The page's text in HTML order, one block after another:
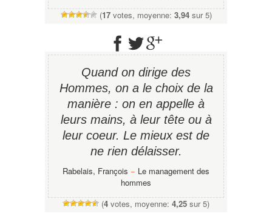
(17votes, moyenne: 3,94sur 5)
Quand on dirige des
Hommes, on a le choix de la
manière : on en appelle à
leurs mains, à leur tête ou à
leur coeur. Le mieux est de
ne rien délaisser.
Rabelais, François − Le management des
hommes
(4 votes, moyenne: 4,25 sur 5)